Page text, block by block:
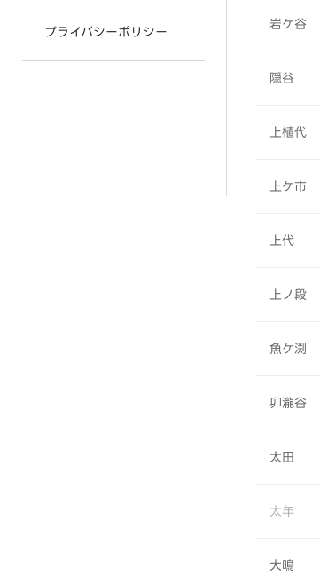
プライバシーポリシー 岩ケ谷
隠谷
上植代
上ケ市
上代
上ノ段
魚ケ渕
卯瀧谷
太田
太年
大鳴